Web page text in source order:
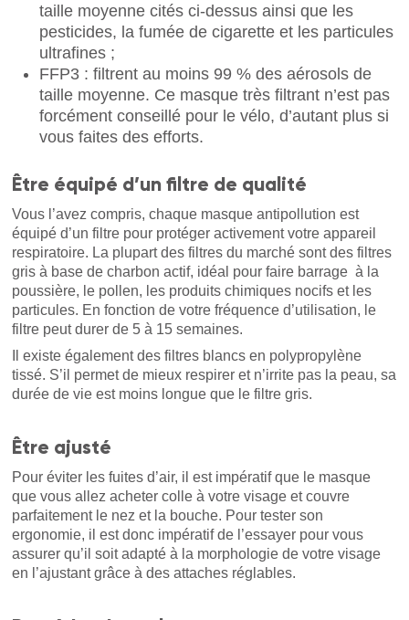
taille moyenne cités ci-dessus ainsi que les
pesticides, la fumée de cigarette et les particules
ultrafines ;
FFP3 : filtrent au moins 99 % des aérosols de
taille moyenne. Ce masque très filtrant n’est pas
forcément conseillé pour le vélo, d’autant plus si
vous faites des efforts.
Être équipé d’un filtre de qualité
Vous l’avez compris, chaque masque antipollution est
équipé d’un filtre pour protéger activement votre appareil
respiratoire. La plupart des filtres du marché sont des filtres
gris à base de charbon actif, idéal pour faire barrage à la
poussière, le pollen, les produits chimiques nocifs et les
particules. En fonction de votre fréquence d’utilisation, le
filtre peut durer de 5 à 15 semaines.
Il existe également des filtres blancs en polypropylène
tissé. S’il permet de mieux respirer et n’irrite pas la peau, sa
durée de vie est moins longue que le filtre gris.
Être ajusté
Pour éviter les fuites d’air, il est impératif que le masque
que vous allez acheter colle à votre visage et couvre
parfaitement le nez et la bouche. Pour tester son
ergonomie, il est donc impératif de l’essayer pour vous
assurer qu’il soit adapté à la morphologie de votre visage
en l’ajustant grâce à des attaches réglables.